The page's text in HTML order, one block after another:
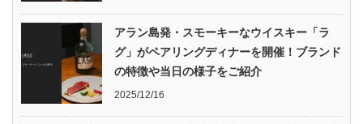
アラン島発・スモーキーなウイスキー「ラ
グ」がペアリングディナーを開催！ブランド
の特徴や当日の様子をご紹介
2025/12/16